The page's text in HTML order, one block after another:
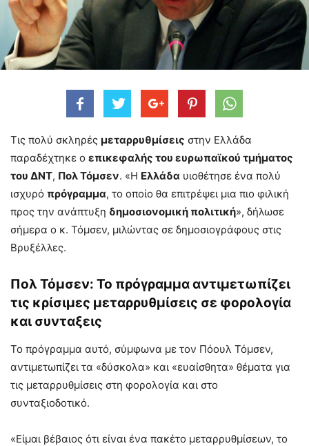
Τις πολύ σκληρές μεταρρυθμίσεις στην Ελλάδα
παραδέχτηκε ο επικεφαλής του ευρωπαϊκού τμήματος
του ΔΝΤ, Πολ Τόμσεν. «Η Ελλάδα υιοθέτησε ένα πολύ
ισχυρό πρόγραμμα, το οποίο θα επιτρέψει μια πιο φιλική
προς την ανάπτυξη δημοσιονομική πολιτική», δήλωσε
σήμερα ο κ. Τόμσεν, μιλώντας σε δημοσιογράφους στις
Βρυξέλλες.
Πολ Τόμσεν: Το πρόγραμμα αντιμετωπίζει
τις κρίσιμες μεταρρυθμίσεις σε φορολογία
και συνταξεις
Το πρόγραμμα αυτό, σύμφωνα με τον Πόουλ Τόμσεν,
αντιμετωπίζει τα «δύσκολα» και «ευαίσθητα» θέματα για
τις μεταρρυθμίσεις στη φορολογία και στο
συνταξιοδοτικό.
«Είμαι βέβαιος ότι είναι ένα πακέτο μεταρρυθμίσεων, το